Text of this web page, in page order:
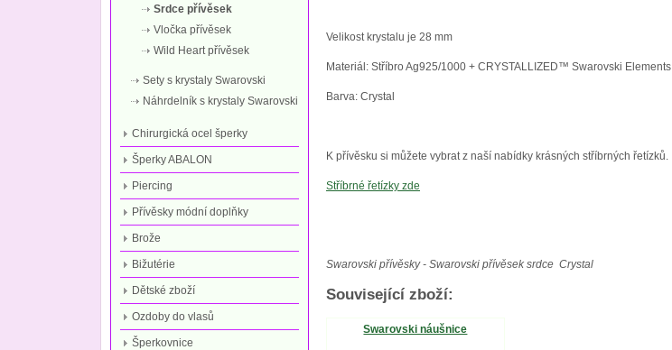
Velikost krystalu je 28 mm
Materiál: Stříbro Ag925/1000 + CRYSTALLIZED™ Swarovski Elements
Barva: Crystal
K přívěsku si můžete vybrat z naší nabídky krásných stříbrných řetízků.
Stříbrné řetízky zde
Swarovski přívěsky - Swarovski přívěsek srdce Crystal
Související zboží:
Swarovski náušnice
Srdce přívěsek
Vločka přívěsek
Wild Heart přívěsek
Sety s krystaly Swarovski
Náhrdelník s krystaly Swarovski
Chirurgická ocel šperky
Šperky ABALON
Piercing
Přívěsky módní doplňky
Brože
Bižutérie
Dětské zboží
Ozdoby do vlasů
Šperkovnice